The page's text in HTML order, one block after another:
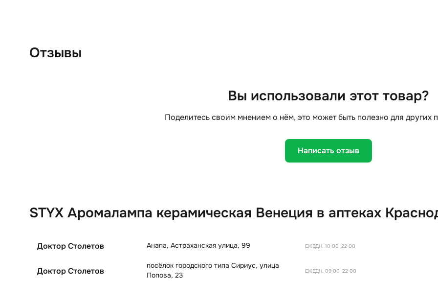
Отзывы
Вы использовали этот товар?
Поделитесь своим мнением о нём, это может быть полезно для других
Написать отзыв
STYX Аромалампа керамическая Венеция в аптеках
Доктор Столетов Анапа, Астраханская улица, 99 ЕЖЕДН. 10:00-22:00
Доктор Столетов
посёлок городского типа Сириус, улица
Попова, 23
ЕЖЕДН. 09:00-22:00